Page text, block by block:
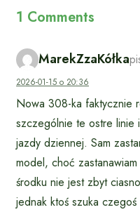
1 Comments
MarekZzaKółka
2026-01-15 o 20:36
Nowa 308-ka faktycznie
szczególnie te ostre linie
jazdy dziennej. Sam
model, choć
środku nie jest zbyt
jednak ktoś szuka